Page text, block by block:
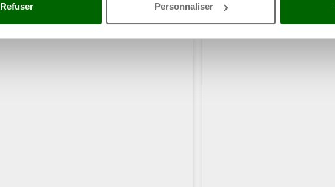
Refuser Personnaliser
Nos clients ont consulté également ces articles: